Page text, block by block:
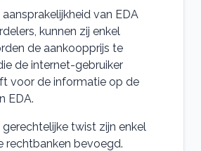
van EDA
kunnen zij enkel
de aankoopprijs te
de internet-gebruiker
voor de informatie op de
EDA.
gerechtelijke twist zijn enkel
rechtbanken bevoegd.